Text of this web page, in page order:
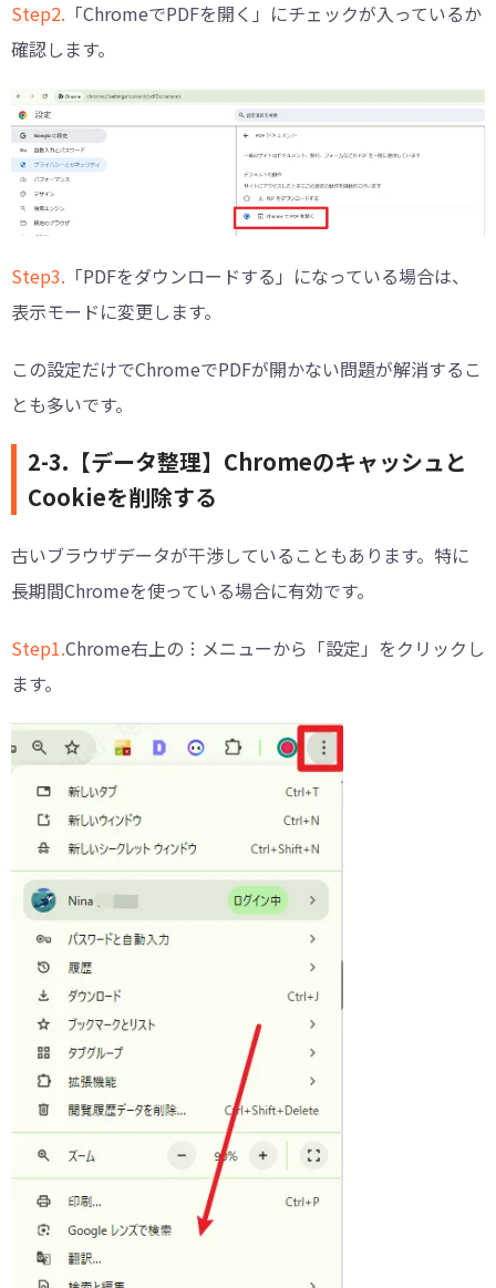
Step2. 「ChromeでPDFを開く」にチェックが入っているか
確認します。
Step3. 「PDFをダウンロードする」になっている場合は、
表示モードに変更します。
この設定だけでChromeでPDFが開かない問題が解消するこ
とも多いです。
2-3.【データ整理】Chromeのキャッシュと
Cookieを削除する
古いブラウザデータが干渉していることもあります。特に
長期間Chromeを使っている場合に有効です。
Step1.Chrome右上の︙メニューから「設定」をクリックし
ます。